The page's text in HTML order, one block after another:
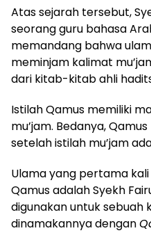
Atas sejarah tersebut,
seorang guru bahasa
memandang bahwa
meminjam kalimat
dari kitab-kitab ahli
Istilah Qamus memiliki
mu’jam. Bedanya,
setelah istilah mu’jam
Ulama yang pertama
Qamus adalah Syekh
digunakan untuk sebuah
dinamakannya dengan